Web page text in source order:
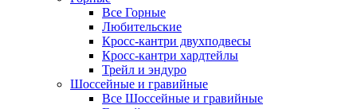
Все Горные
Любительские
Кросс-кантри двухподвесы
Кросс-кантри хардтейлы
Трейл и эндуро
Шоссейные и гравийные
Все Шоссейные и гравийные